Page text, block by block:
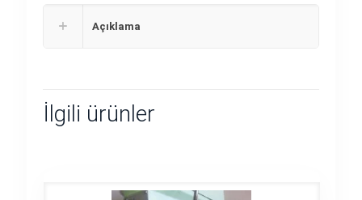
Açıklama
İlgili ürünler